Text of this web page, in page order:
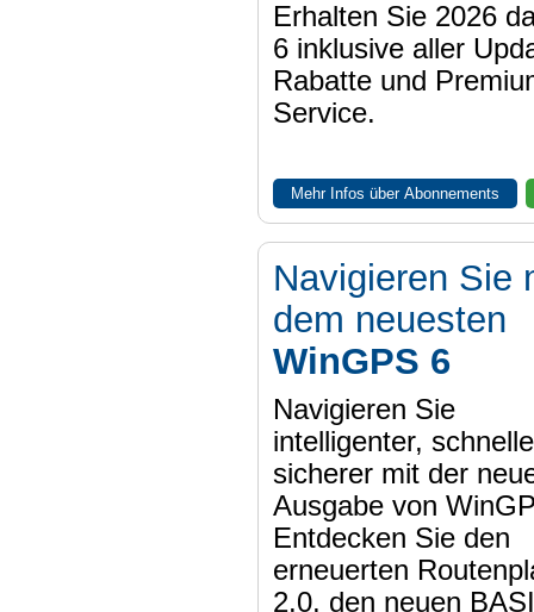
Erhalten Sie 2026
6 inklusive aller
Rabatte und
Service.
Mehr Infos über Abonnements
Navigieren Sie
dem neuesten
WinGPS 6
Navigieren Sie
intelligenter,
sicherer mit der
Ausgabe von
Entdecken Sie den
erneuerten
2.0, den neuen